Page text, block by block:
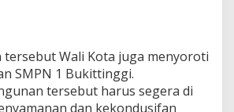
tersebut Wali Kota juga menyoroti
SMPN 1 Bukittinggi.
tersebut harus segera di
dan kekondusifan